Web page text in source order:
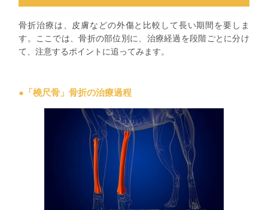
骨折治療は、皮膚などの外傷と比較して長い期間を要しま
す。ここでは、骨折の部位別に、治療経過を段階ごとに分け
て、注意するポイントに追ってみます。
●「橈尺骨」骨折の治療過程